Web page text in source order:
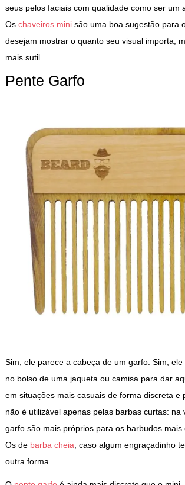
seus pelos faciais com qualidade como ser um
Os chaveiros minisão uma boa sugestão para
desejam mostrar o quanto seu visual importa,
mais sutil.
Pente Garfo
Sim, ele parece a cabeça de um garfo. Sim,
no bolso de uma jaqueta ou camisa para dar
em situações mais casuais de forma discreta e
não é utilizável apenas pelas barbas curtas: na
garfo são mais próprios para os barbudos mais
Os de barba cheia, caso algum engraçadinho
outra forma.